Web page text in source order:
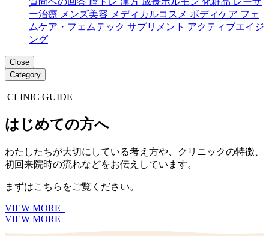
ー治療 メンズ美容 メディカルコスメ ボディケア フェ
ムケア・フェムテック サプリメント アクティブエイジ
ング
Close
Category
CLINIC GUIDE
はじめての方へ
わたしたちが大切にしている考え方や、クリニックの特徴、
初回来院時の流れなどをお伝えしています。
まずはこちらをご覧ください。
VIEW MORE
VIEW MORE